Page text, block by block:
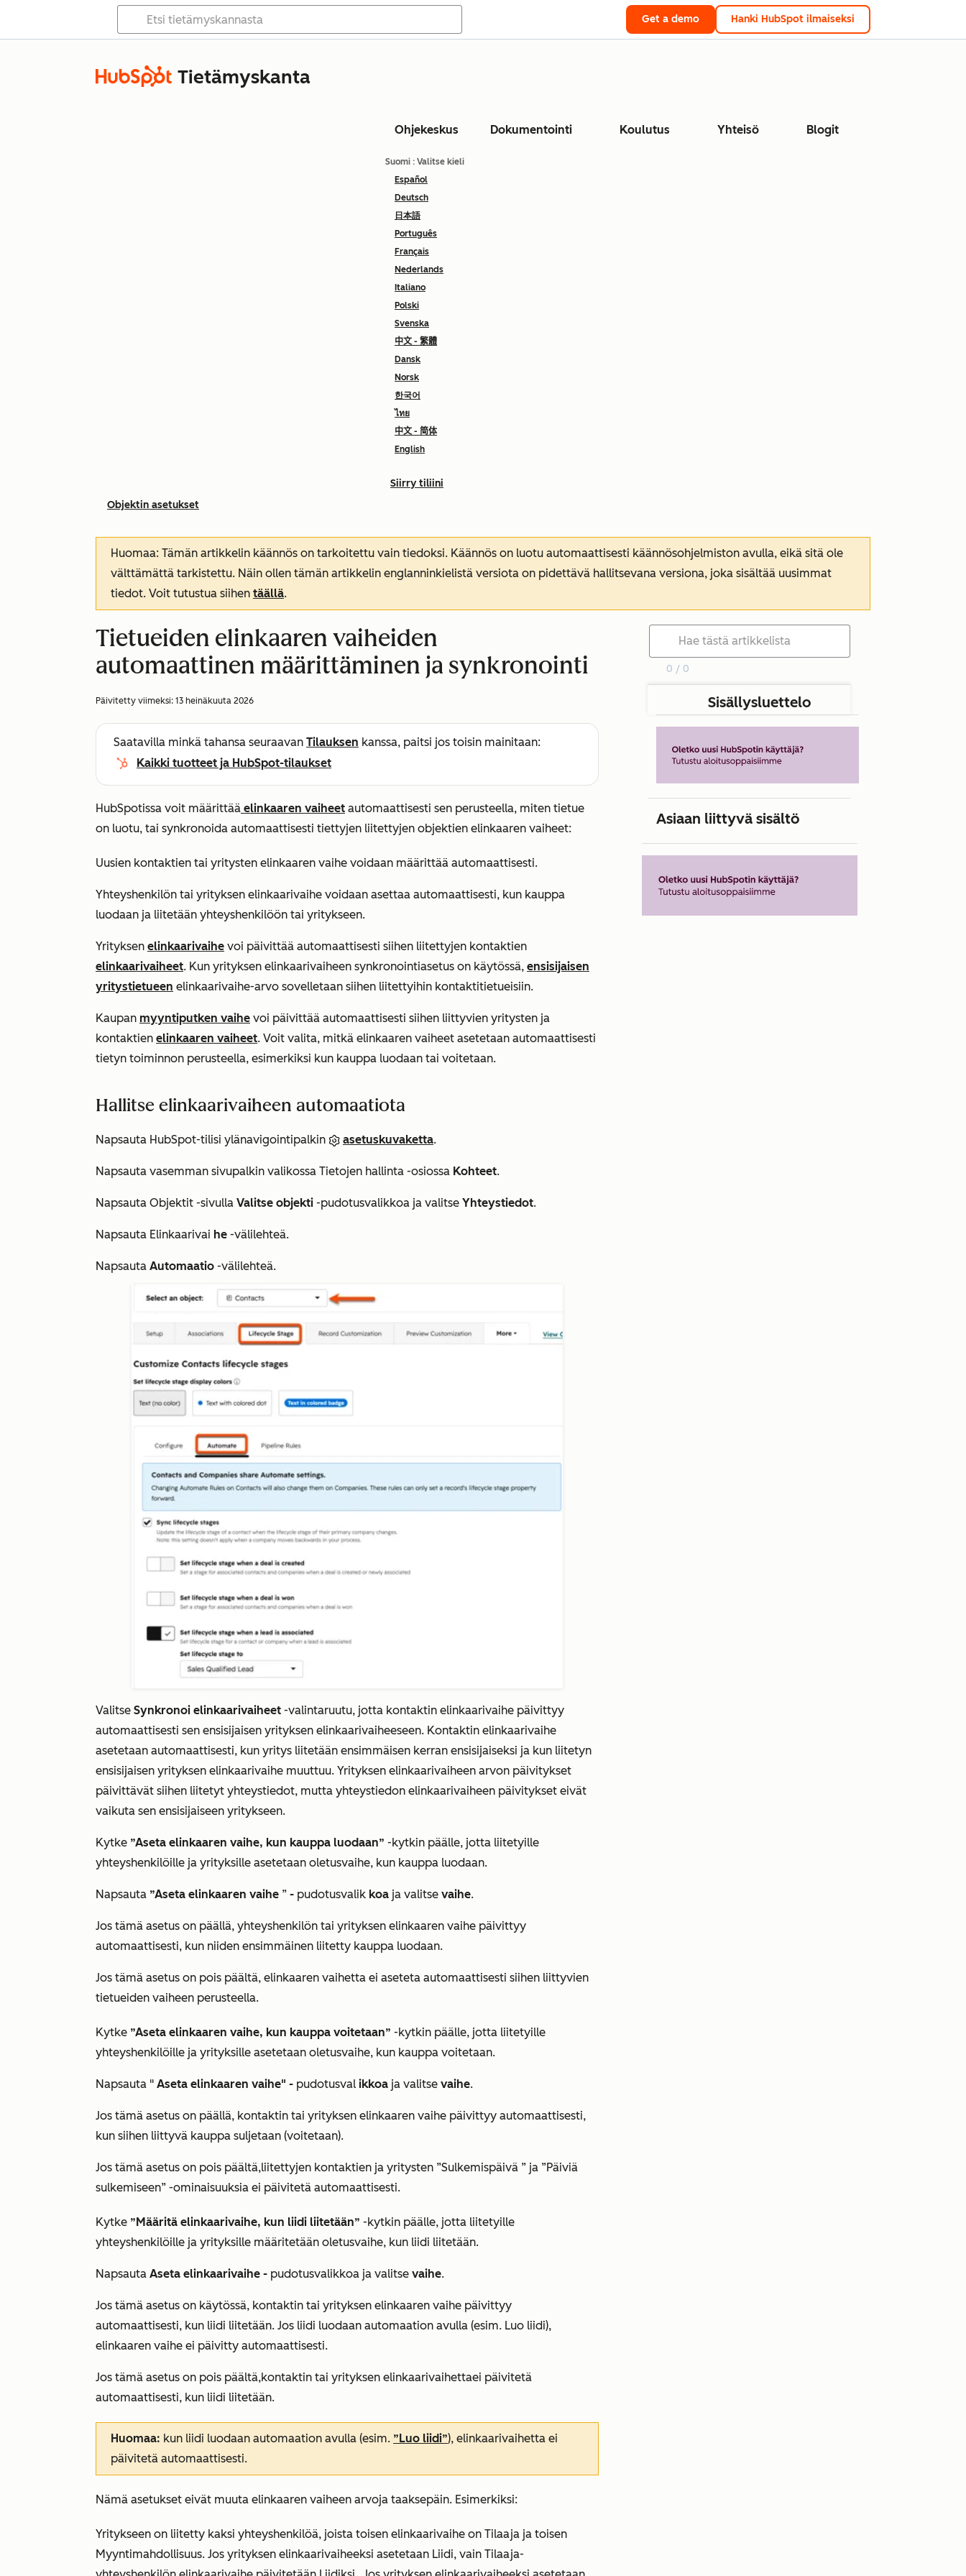
Get a demo Hanki HubSpot ilmaiseksi
Tietämyskanta
Ohjekeskus Dokumentointi Koulutus Yhteisö Blogit
Suomi : Valitse kieli
Español
Deutsch
日本語
Português
Français
Nederlands
Italiano
Polski
Svenska
中文 - 繁體
Dansk
Norsk
한국어
ไทย
中文 - 简体
English
Siirry tiliini
Objektin asetukset
Huomaa: Tämän artikkelin käännös on tarkoitettu vain tiedoksi. Käännös on luotu automaattisesti käännösohjelmiston avulla, eikä sitä ole
välttämättä tarkistettu. Näin ollen tämän artikkelin englanninkielistä versiota on pidettävä hallitsevana versiona, joka sisältää uusimmat
tiedot. Voit tutustua siihen täällä.
Tietueiden elinkaaren vaiheiden
automaattinen määrittäminen ja synkronointi
Päivitetty viimeksi: 13 heinäkuuta 2026
Saatavilla minkä tahansa seuraavan Tilauksen kanssa, paitsi jos toisin mainitaan:
Kaikki tuotteet ja HubSpot-tilaukset
HubSpotissa voit määrittää elinkaaren vaiheet automaattisesti sen perusteella, miten tietue
on luotu, tai synkronoida automaattisesti tiettyjen liitettyjen objektien elinkaaren vaiheet:
Uusien kontaktien tai yritysten elinkaaren vaihe voidaan määrittää automaattisesti.
Yhteyshenkilön tai yrityksen elinkaarivaihe voidaan asettaa automaattisesti, kun kauppa
luodaan ja liitetään yhteyshenkilöön tai yritykseen.
Yrityksen elinkaarivaihe voi päivittää automaattisesti siihen liitettyjen kontaktien
elinkaarivaiheet. Kun yrityksen elinkaarivaiheen synkronointiasetus on käytössä, ensisijaisen
yritystietueen elinkaarivaihe-arvo sovelletaan siihen liitettyihin kontaktitietueisiin.
Kaupan myyntiputken vaihe voi päivittää automaattisesti siihen liittyvien yritysten ja
kontaktien elinkaaren vaiheet. Voit valita, mitkä elinkaaren vaiheet asetetaan automaattisesti
tietyn toiminnon perusteella, esimerkiksi kun kauppa luodaan tai voitetaan.
Hallitse elinkaarivaiheen automaatiota
Napsauta HubSpot-tilisi ylänavigointipalkin asetuskuvaketta.
Napsauta vasemman sivupalkin valikossa Tietojen hallinta -osiossa Kohteet.
Napsauta Objektit -sivulla Valitse objekti -pudotusvalikkoa ja valitse Yhteystiedot.
Napsauta Elinkaarivai he -välilehteä.
Napsauta Automaatio -välilehteä.
Valitse Synkronoi elinkaarivaiheet -valintaruutu, jotta kontaktin elinkaarivaihe päivittyy
automaattisesti sen ensisijaisen yrityksen elinkaarivaiheeseen. Kontaktin elinkaarivaihe
asetetaan automaattisesti, kun yritys liitetään ensimmäisen kerran ensisijaiseksi ja kun liitetyn
ensisijaisen yrityksen elinkaarivaihe muuttuu. Yrityksen elinkaarivaiheen arvon päivitykset
päivittävät siihen liitetyt yhteystiedot, mutta yhteystiedon elinkaarivaiheen päivitykset eivät
vaikuta sen ensisijaiseen yritykseen.
Kytke ”Aseta elinkaaren vaihe, kun kauppa luodaan” -kytkin päälle, jotta liitetyille
yhteyshenkilöille ja yrityksille asetetaan oletusvaihe, kun kauppa luodaan.
Napsauta ”Aseta elinkaaren vaihe ” - pudotusvalik koa ja valitse vaihe.
Jos tämä asetus on päällä, yhteyshenkilön tai yrityksen elinkaaren vaihe päivittyy
automaattisesti, kun niiden ensimmäinen liitetty kauppa luodaan.
Jos tämä asetus on pois päältä, elinkaaren vaihetta ei aseteta automaattisesti siihen liittyvien
tietueiden vaiheen perusteella.
Kytke ”Aseta elinkaaren vaihe, kun kauppa voitetaan” -kytkin päälle, jotta liitetyille
yhteyshenkilöille ja yrityksille asetetaan oletusvaihe, kun kauppa voitetaan.
Napsauta " Aseta elinkaaren vaihe" - pudotusval ikkoa ja valitse vaihe.
Jos tämä asetus on päällä, kontaktin tai yrityksen elinkaaren vaihe päivittyy automaattisesti,
kun siihen liittyvä kauppa suljetaan (voitetaan).
Jos tämä asetus on pois päältä,liitettyjen kontaktien ja yritysten ”Sulkemispäivä ” ja ”Päiviä
sulkemiseen” -ominaisuuksia ei päivitetä automaattisesti.
Kytke ”Määritä elinkaarivaihe, kun liidi liitetään” -kytkin päälle, jotta liitetyille
yhteyshenkilöille ja yrityksille määritetään oletusvaihe, kun liidi liitetään.
Napsauta Aseta elinkaarivaihe - pudotusvalikkoa ja valitse vaihe.
Jos tämä asetus on käytössä, kontaktin tai yrityksen elinkaaren vaihe päivittyy
automaattisesti, kun liidi liitetään. Jos liidi luodaan automaation avulla (esim. Luo liidi),
elinkaaren vaihe ei päivitty automaattisesti.
Jos tämä asetus on pois päältä,kontaktin tai yrityksen elinkaarivaihettaei päivitetä
automaattisesti, kun liidi liitetään.
Huomaa: kun liidi luodaan automaation avulla (esim. ”Luo liidi”), elinkaarivaihetta ei
päivitetä automaattisesti.
Nämä asetukset eivät muuta elinkaaren vaiheen arvoja taaksepäin. Esimerkiksi:
Yritykseen on liitetty kaksi yhteyshenkilöä, joista toisen elinkaarivaihe on Tilaaja ja toisen
Myyntimahdollisuus. Jos yrityksen elinkaarivaiheeksi asetetaan Liidi, vain Tilaaja-
0 / 0
Sisällysluettelo
Asiaan liittyvä sisältö